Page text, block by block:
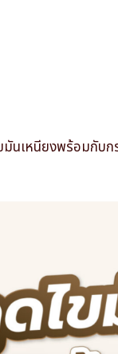
นเหนียงพร้อมกับ